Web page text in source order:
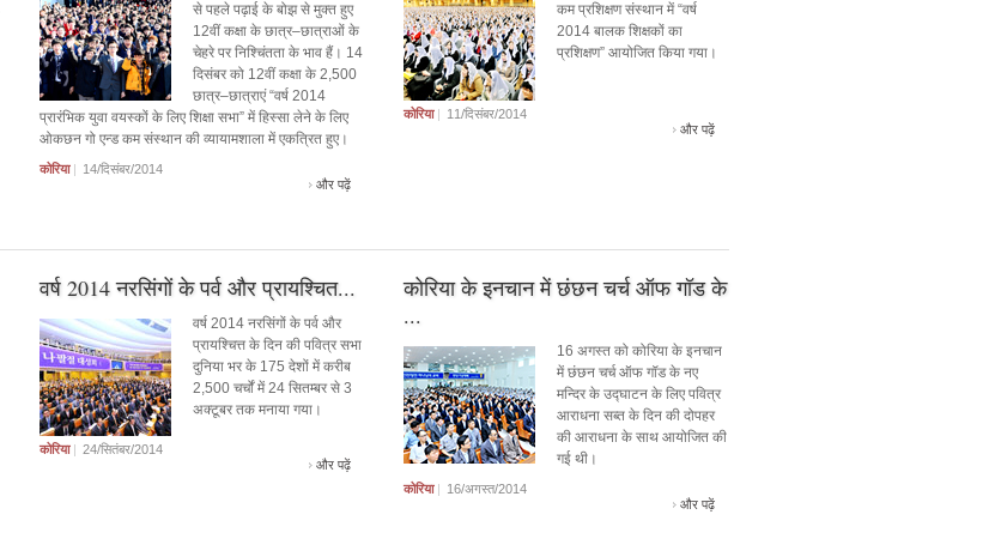
से पहले पढ़ाई के बोझ से मुक्त हुए
12वीं कक्षा के छात्र–छात्राओं के
चेहरे पर निश्चिंतता के भाव हैं। 14
दिसंबर को 12वीं कक्षा के 2,500
छात्र–छात्राएं “वर्ष 2014
प्रारंभिक युवा वयस्कों के लिए शिक्षा सभा” में हिस्सा लेने के लिए
ओकछन गो एन्ड कम संस्थान की व्यायामशाला में एकत्रित हुए।
कोरिया | 14/दिसंबर/2014
और पढ़ें
कम प्रशिक्षण संस्थान में “वर्ष
2014 बालक शिक्षकों का
प्रशिक्षण” आयोजित किया गया।
कोरिया | 11/दिसंबर/2014
और पढ़ें
वर्ष 2014 नरसिंगों के पर्व और प्रायश्चित...
वर्ष 2014 नरसिंगों के पर्व और
प्रायश्चित्त के दिन की पवित्र सभा
दुनिया भर के 175 देशों में करीब
2,500 चर्चों में 24 सितम्बर से 3
अक्टूबर तक मनाया गया।
कोरिया | 24/सितंबर/2014
और पढ़ें
कोरिया के इनचान में छंछन चर्च ऑफ गॉड के
...
16 अगस्त को कोरिया के इनचान
में छंछन चर्च ऑफ गॉड के नए
मन्दिर के उद्घाटन के लिए पवित्र
आराधना सब्त के दिन की दोपहर
की आराधना के साथ आयोजित की
गई थी।
कोरिया | 16/अगस्त/2014
और पढ़ें